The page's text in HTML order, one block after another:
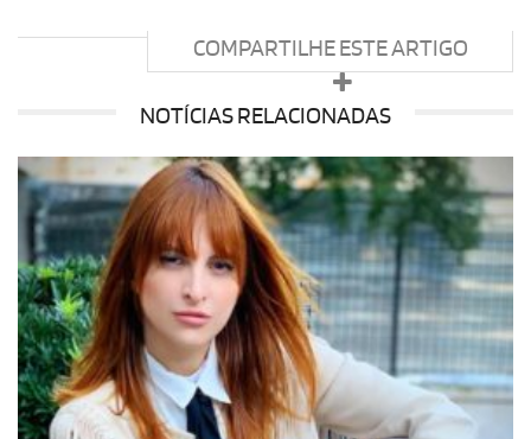
COMPARTILHE ESTE ARTIGO
NOTÍCIAS RELACIONADAS